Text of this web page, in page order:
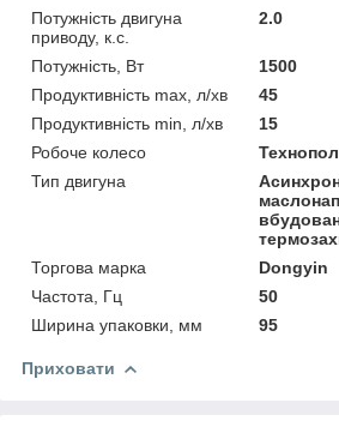
Потужність двигуна
приводу, к.с.
2.0
Потужність, Вт
1500
Продуктивність max, л/хв
45
Продуктивність min, л/хв
15
Робоче колесо
Тип двигуна
Торгова марка
Dongyin
Частота, Гц
50
Ширина упаковки, мм
95
Приховати